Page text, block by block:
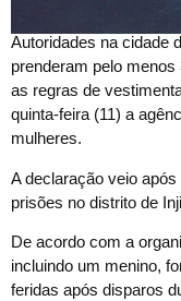
Autoridades na cidade
prenderam pelo
as regras de
quinta-feira (11) a
mulheres.
A declaração veio
prisões no distrito de
De acordo com a
incluindo um menino,
feridas após disparos